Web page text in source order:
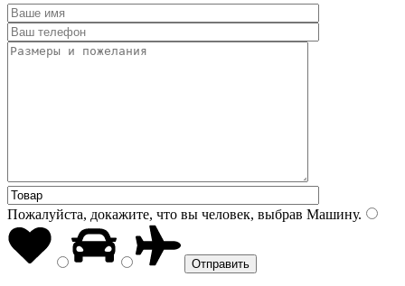
Пожалуйста, докажите, что вы человек, выбрав Машину.